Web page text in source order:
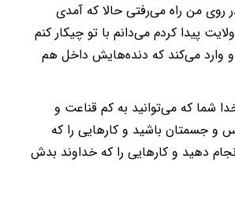
من راه می‌رفتی حالا که آمدی
پیدا کردم می‌دانم با تو چیکار کنم
وارد می‌کند که دنده‌هایش داخل هم
شما که می‌توانید به کم قناعت و
و جسمتان باشید و کارهایی را که
دهید و کارهایی را که خداوند بدش